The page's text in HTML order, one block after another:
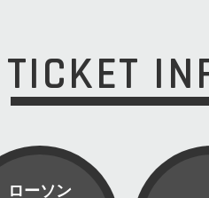
TICKET
ローソン